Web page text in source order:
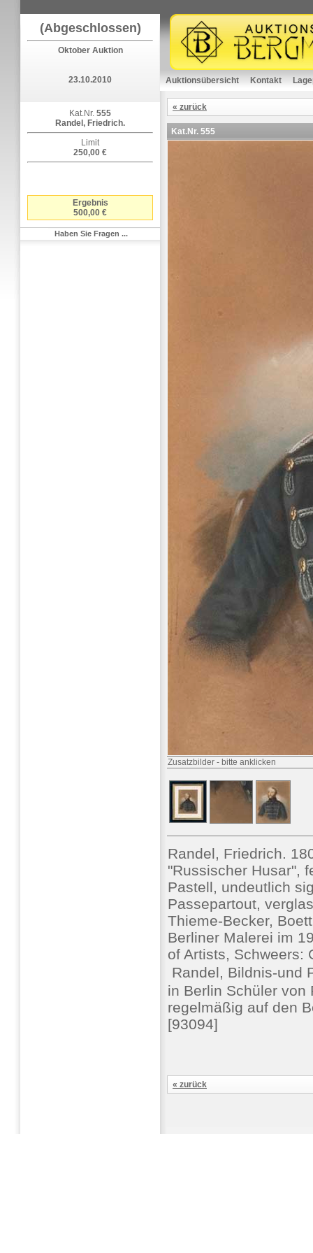
(Abgeschlossen)
Oktober Auktion
23.10.2010
Kat.Nr. 555
Randel, Friedrich.
Limit
250,00 €
Ergebnis
500,00 €
Haben Sie Fragen ...
Auktionsübersicht Kontakt
« zurück
Kat.Nr. 555
Zusatzbilder - bitte anklicken
Randel, Friedrich.
"Russischer Husar",
Pastell, undeutlich
Passepartout,
Thieme-Becker,
Berliner Malerei im
of Artists, Schweers:
Randel, Bildnis-und
in Berlin Schüler von
regelmäßig auf den
[93094]
« zurück